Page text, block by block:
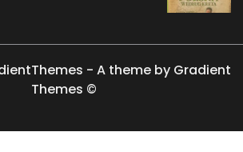
- A theme by Gradient
Themes ©